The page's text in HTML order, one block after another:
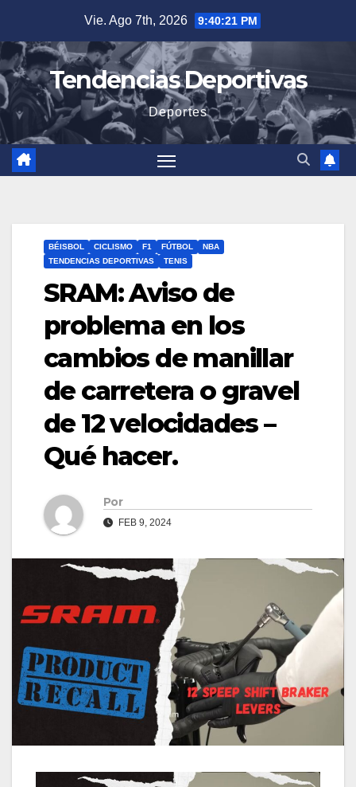
contenido
Vie. Ago 7th, 2026 9:40:23 PM
Tendencias Deportivas
Deportes
BÉISBOL CICLISMO F1 FÚTBOL
NBA
TENDENCIAS DEPORTIVAS
TENIS
SRAM: Aviso de
problema en los
cambios de manillar
de carretera o gravel
de 12 velocidades –
Qué hacer.
Por
FEB 9, 2024